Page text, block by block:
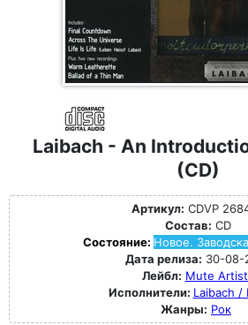
Laibach - An
(CD)
Артикул: CDVP
Состав: CD
Состояние: Новое.
Дата релиза: 30-08-
Лейбл: Mute
Исполнители: Laibach /
Жанры: Рок